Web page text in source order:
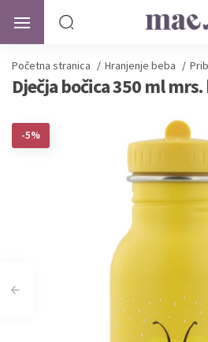
Početna stranica / Hranjenje beba /
Dječja bočica 350 ml
-5%